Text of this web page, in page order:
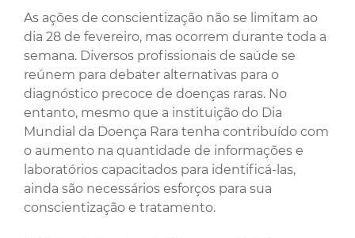
As ações de conscientização não se limitam ao
dia 28 de fevereiro, mas ocorrem durante toda a
semana. Diversos profissionais de saúde se
reúnem para debater alternativas para o
diagnóstico precoce de doenças raras. No
entanto, mesmo que a instituição do Dia
Mundial da Doença Rara tenha contribuído com
o aumento na quantidade de informações e
laboratórios capacitados para identificá-las,
ainda são necessários esforços para sua
conscientização e tratamento.